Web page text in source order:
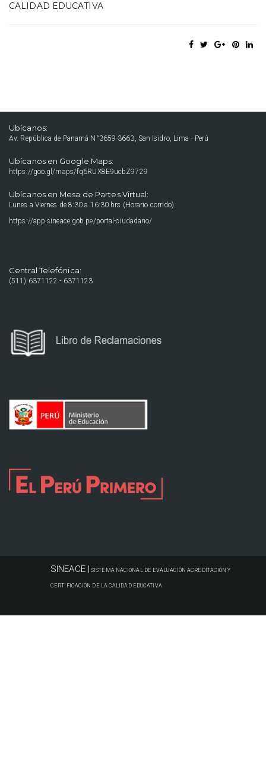
CALIDAD EDUCATIVA
Ubícanos:
Av. República de Panamá N°3659-3663, San Isidro, Lima - Perú
Ubícanos en Google Maps:
https://goo.gl/maps/fq6RUX8E9ucbZ9729
Ubícanos en Mesa de Partes Virtual:
Lunes a Viernes de 8:30 a 16:30 hrs (Horario corrido).
https://app.sineace.gob.pe/portal-ciudadano/
Central Telefónica:
(511) 6371122 - 6371123
SINEACE | SISTEMA NACIONAL DE EVALUACIÓN ACREDITACIÓN Y
CERTIFICACIÓN DE LA CALIDAD EDUCATIVA